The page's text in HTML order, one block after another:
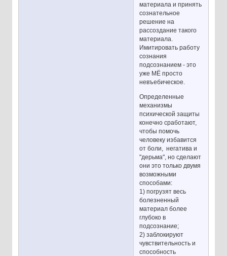
материала и принять
сознательное
решение на
рассоздание такого
материала.
Имитировать работу
сознания
подсознанием - это
уже МЁ просто
невъебическое.
Определенные
механизмы
психической защиты
конечно сработают,
чтобы помочь
человеку избавится
от боли, негатива и
"дерьма", но сделают
они это только двумя
возможными
способами:
1) погрузят весь
болезненный
материал более
глубоко в
подсознание;
2) заблокируют
чувствительность и
способность